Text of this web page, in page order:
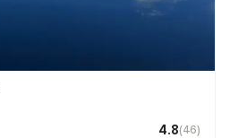
4.8(46)